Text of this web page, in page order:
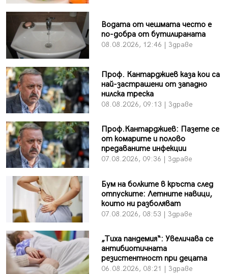
Водата от чешмата често е
по-добра от бутилираната
08.08.2026, 12:46 | Здраве
Проф. Кантарджиев каза кои са
най-застрашени от западно
нилска треска
08.08.2026, 09:13 | Здраве
Проф.Кантарджиев: Пазете се
от комарите и полово
предаваните инфекции
07.08.2026, 09:36 | Здраве
Бум на болките в кръста след
отпуските: Летните навици,
които ни разболяват
07.08.2026, 08:53 | Здраве
„Тиха пандемия“: Увеличава се
антибиотичната
резистентност при децата
06.08.2026, 08:21 | Здраве